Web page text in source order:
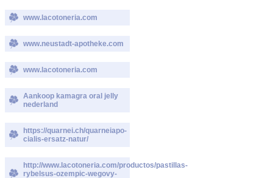
www.lacotoneria.com
www.neustadt-apotheke.com
www.lacotoneria.com
Aankoop kamagra oral jelly
nederland
https://quarnei.ch/quarneiapo-
cialis-ersatz-natur/
http://www.lacotoneria.com/productos/pastillas-
rybelsus-ozempic-wegovy-